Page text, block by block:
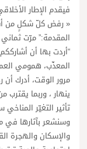
فيقدم الإطار
« رفض كلّ شكلٍ من
المقدمة:” مرّت
“أردت بها أن
المعذّب، همومي
مرور الوقت، أدرك أن
ينهار ، وربما يقترب
تأثير التغيّر
وسنشعر بآثارها في
والإسكان والهجرة